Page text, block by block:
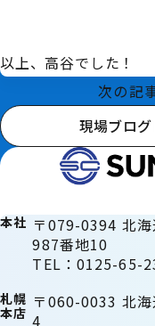
以上、高谷でした！
次の記
現場ブロ
本社 〒079-0394 北
987番地10
TEL：0125-65-
札幌
本店
〒060-0033 北
4